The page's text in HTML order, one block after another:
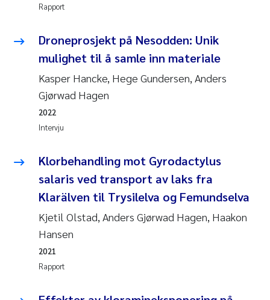
Rapport
Droneprosjekt på Nesodden: Unik
mulighet til å samle inn materiale
Kasper Hancke, Hege Gundersen, Anders
Gjørwad Hagen
Intervju
2022
Klorbehandling mot Gyrodactylus
salaris ved transport av laks fra
Klarälven til Trysilelva og Femundselva
Kjetil Olstad, Anders Gjørwad Hagen, Haakon
Hansen
Rapport
2021